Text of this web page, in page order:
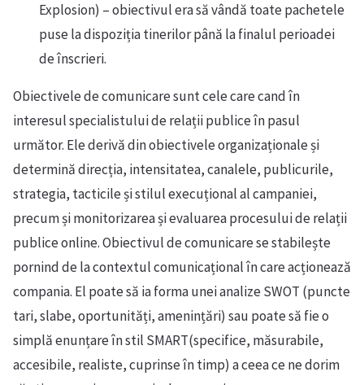
Explosion) – obiectivul era să vândă toate pachetele
puse la dispoziția tinerilor până la finalul perioadei
de înscrieri.
Obiectivele de comunicare sunt cele care cand în
interesul specialistului de relații publice în pasul
următor. Ele derivă din obiectivele organizaționale și
determină direcția, intensitatea, canalele, publicurile,
strategia, tacticile și stilul execuțional al campaniei,
precum și monitorizarea și evaluarea procesului de relații
publice online. Obiectivul de comunicare se stabilește
pornind de la contextul comunicațional în care acționează
compania. El poate să ia forma unei analize SWOT (puncte
tari, slabe, oportunități, amenințări) sau poate să fie o
simplă enunțare în stil SMART(specifice, măsurabile,
accesibile, realiste, cuprinse în timp) a ceea ce ne dorim